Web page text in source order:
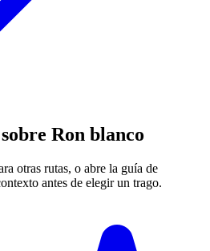
Ron blanco
otras rutas, o abre la guía de
antes de elegir un trago.